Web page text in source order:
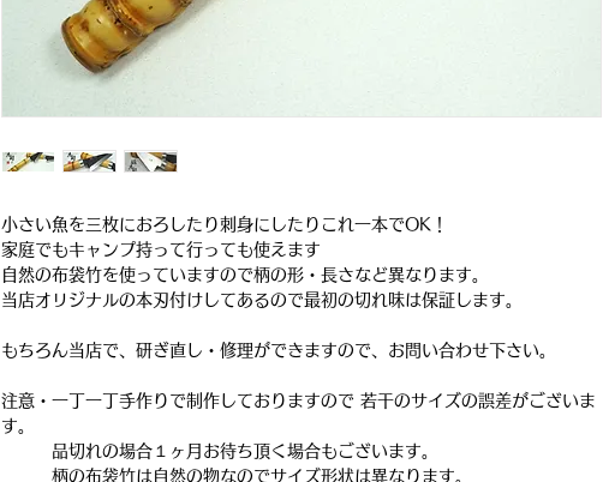
小さい魚を三枚におろしたり刺身にしたりこれ一本でOK！
家庭でもキャンプ持って行っても使えます
自然の布袋竹を使っていますので柄の形・長さなど異なります。
当店オリジナルの本刃付けしてあるので最初の切れ味は保証します。
もちろん当店で、研ぎ直し・修理ができますので、お問い合わせ下さい。
注意・一丁一丁手作りで制作しておりますので 若干のサイズの誤差がございま
す。
品切れの場合１ヶ月お待ち頂く場合もございます。
柄の布袋竹は自然の物なのでサイズ形状は異なります。